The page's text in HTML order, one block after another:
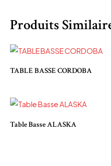
Produits
TABLE BASSE CORDOBA
Table Basse ALASKA